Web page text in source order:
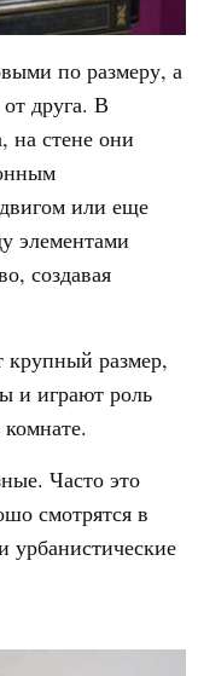
по размеру, а
от друга. В
на стене они
или еще
элементами
создавая
размер,
и играют роль
Часто это
смотрятся в
урбанистические